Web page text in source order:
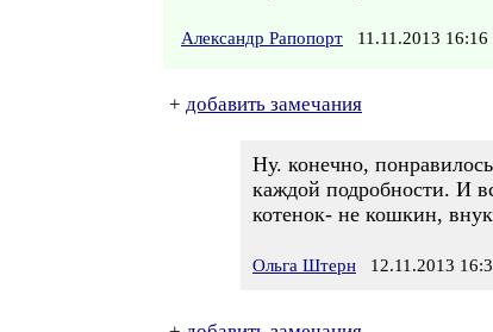
Александр Рапопорт 11.11.2013 16:16
+ добавить замечания
Ну. конечно,
каждой подробности. И
котенок- не кошкин,
Ольга Штерн 12.11.2013